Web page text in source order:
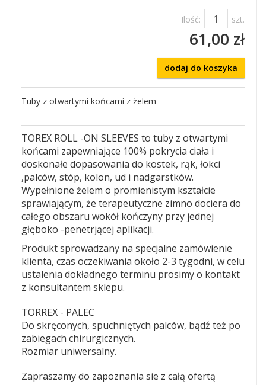
Ilość: szt.
61,00 zł
dodaj do koszyka
Tuby z otwartymi końcami z żelem
TOREX ROLL -ON SLEEVES to tuby z otwartymi
końcami zapewniające 100% pokrycia ciała i
doskonałe dopasowania do kostek, rąk, łokci
,palców, stóp, kolon, ud i nadgarstków.
Wypełnione żelem o promienistym kształcie
sprawiającym, że terapeutyczne zimno dociera do
całego obszaru wokół kończyny przy jednej
głęboko -penetrjącej aplikacji.
Produkt sprowadzany na specjalne zamówienie
klienta, czas oczekiwania około 2-3 tygodni, w celu
ustalenia dokładnego terminu prosimy o kontakt
z konsultantem sklepu.
TORREX - PALEC
Do skręconych, spuchniętych palców, bądź też po
zabiegach chirurgicznych.
Rozmiar uniwersalny.
Zapraszamy do zapoznania sie z całą ofertą